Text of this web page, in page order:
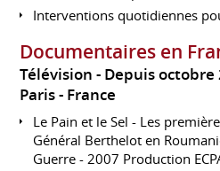
Interventions quotidiennes
Documentaires en
Télévision Depuis
Paris
France
Le Pain et le Sel - Les
Général Berthelot en
Guerre - 2007 Production